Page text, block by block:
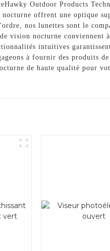
Outdoor Products
offrent une optique
nos lunettes sont le
vision nocturne conviennent
intuitives
à fournir des produits
de haute qualité pour